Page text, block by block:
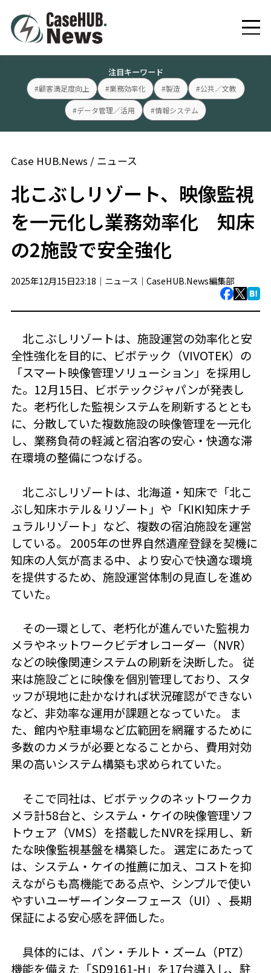
注目キーワード
#顧客満足度向上 #業務効率化 #製造 #公共／文教
#データ管理／活用 #情報システム
Case HUB.News / ニュース
北こぶしリゾート、映像監視
を一元化し業務効率化 知床
の2施設で安全強化
2025年12月15日23:18｜ ニュース ｜ CaseHUB.News編集部
北こぶしリゾートは、施設運営の効率化と安
全性強化を目的に、ビボテック（VIVOTEK）の
「スマート映像管理ソリューション」を採用し
た。12月15日、ビボテックジャパンが発表し
た。老朽化した監視システムを刷新するととも
に、分散していた複数施設の映像管理を一元化
し、業務負荷の軽減と宿泊客の安心・快適な滞
在環境の整備につなげる。
北こぶしリゾートは、北海道・知床で「北こ
ぶし知床ホテル＆リゾート」や「KIKI知床ナチ
ュラルリゾート」など、複数の宿泊施設を運営
している。 2005年の世界自然遺産登録を契機に
知床の人気が高まる中、より安心で快適な環境
を提供するため、施設運営体制の見直しを進め
ていた。
その一環として、老朽化が進んでいた監視カ
メラやネットワークビデオレコーダー（NVR）
などの映像関連システムの刷新を決断した。 従
来は施設ごとに映像を個別管理しており、スタ
ッフが現地に赴かなければ状況確認ができない
など、非効率な運用が課題となっていた。 ま
た、館内や駐車場など広範囲を網羅するために
多数のカメラが必要となることから、費用対効
果の高いシステム構築も求められていた。
そこで同社は、ビボテックのネットワークカ
メラ計58台と、システム・ケイの映像管理ソフ
トウェア（VMS）を搭載したNVRを採用し、新
たな映像監視基盤を構築した。 選定にあたって
は、システム・ケイの推薦に加え、コストを抑
えながらも高機能である点や、シンプルで使い
やすいユーザーインターフェース（UI）、長期
保証による安心感を評価した。
具体的には、パン・チルト・ズーム（PTZ）
機能を備えた「SD9161-H」を17台導入し、駐